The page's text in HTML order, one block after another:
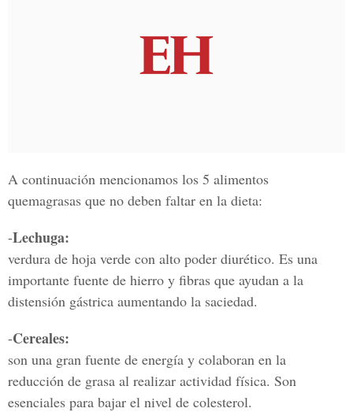
A continuación mencionamos los 5 alimentos
quemagrasas que no deben faltar en la dieta:
-Lechuga:
verdura de hoja verde con alto poder diurético. Es una
importante fuente de hierro y fibras que ayudan a la
distensión gástrica aumentando la saciedad.
-Cereales:
son una gran fuente de energía y colaboran en la
reducción de grasa al realizar actividad física. Son
esenciales para bajar el nivel de colesterol.